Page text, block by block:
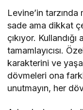
Levine’in
sade ama dikkat
çıkıyor.
tamamlayıcısı.
karakterini ve
dövmeleri ona
unutmayın, her